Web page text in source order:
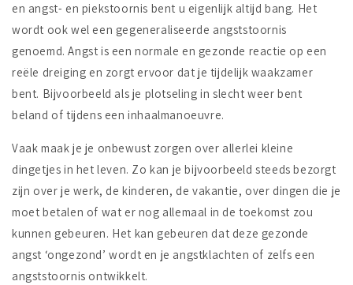
en angst- en piekstoornis bent u eigenlijk altijd bang. Het
wordt ook wel een gegeneraliseerde angststoornis
genoemd. Angst is een normale en gezonde reactie op een
reële dreiging en zorgt ervoor dat je tijdelijk waakzamer
bent. Bijvoorbeeld als je plotseling in slecht weer bent
beland of tijdens een inhaalmanoeuvre.
Vaak maak je je onbewust zorgen over allerlei kleine
dingetjes in het leven. Zo kan je bijvoorbeeld steeds bezorgt
zijn over je werk, de kinderen, de vakantie, over dingen die je
moet betalen of wat er nog allemaal in de toekomst zou
kunnen gebeuren. Het kan gebeuren dat deze gezonde
angst ‘ongezond’ wordt en je angstklachten of zelfs een
angststoornis ontwikkelt.